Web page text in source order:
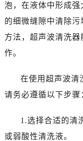
泡，在液体中形成
的细微缝隙中清除
方法，超声波清洗
作。
在使用超声波清
请务必遵循以下步骤
1.选择合适的清
或弱酸性清洗液。